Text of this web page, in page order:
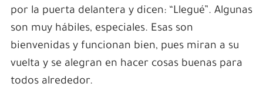
por la puerta delantera y dicen: “Llegué”. Algunas
son muy hábiles, especiales. Esas son
bienvenidas y funcionan bien, pues miran a su
vuelta y se alegran en hacer cosas buenas para
todos alrededor.